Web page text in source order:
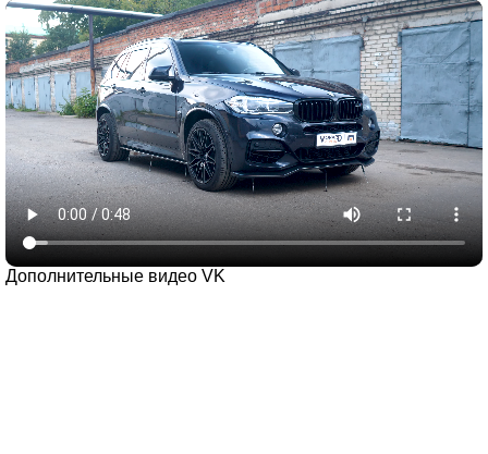
Дополнительные видео VK